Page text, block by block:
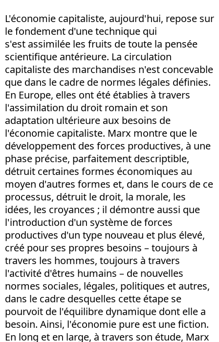
L'économie capitaliste, aujourd'hui, repose sur
le fondement d'une technique qui
s'est assimilée les fruits de toute la pensée
scientifique antérieure. La circulation
capitaliste des marchandises n'est concevable
que dans le cadre de normes légales définies.
En Europe, elles ont été établies à travers
l'assimilation du droit romain et son
adaptation ultérieure aux besoins de
l'économie capitaliste. Marx montre que le
développement des forces productives, à une
phase précise, parfaitement descriptible,
détruit certaines formes économiques au
moyen d'autres formes et, dans le cours de ce
processus, détruit le droit, la morale, les
idées, les croyances ; il démontre aussi que
l'introduction d'un système de forces
productives d'un type nouveau et plus élevé,
créé pour ses propres besoins – toujours à
travers les hommes, toujours à travers
l'activité d'êtres humains – de nouvelles
normes sociales, légales, politiques et autres,
dans le cadre desquelles cette étape se
pourvoit de l'équilibre dynamique dont elle a
besoin. Ainsi, l'économie pure est une fiction.
En long et en large, à travers son étude, Marx